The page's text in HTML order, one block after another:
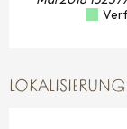
LOKALISIERUNG